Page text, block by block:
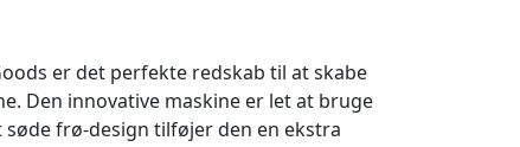
er det perfekte redskab til at skabe
Den innovative maskine er let at bruge
frø-design tilføjer den en ekstra